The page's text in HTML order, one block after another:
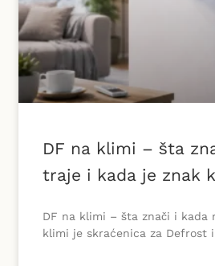
DF na klimi – šta
traje i kada je znak
DF na klimi – šta znači i kada
klimi je skraćenica za Defrost